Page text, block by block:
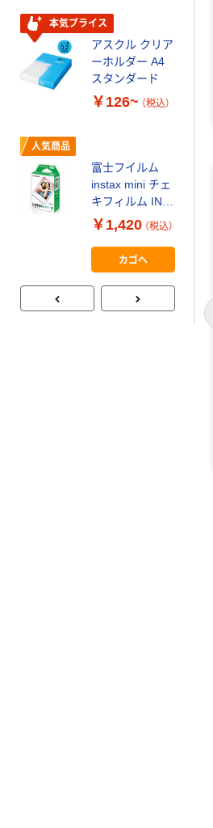
） トレ
込）
ヤマトヒューマン マルチ
ホームトレーナー YMHT-
250 1個 7-1175-01（直送
￥58,520
本気プライス
アスクル クリア
ーホルダー A4
スタンダード
￥126~ （税込）
人気商品
富士フイルム
instax mini チェ
キフィルム INS
MINI JP1 1パッ
ク（10枚入り）
￥1,420 （税込）
カゴへ